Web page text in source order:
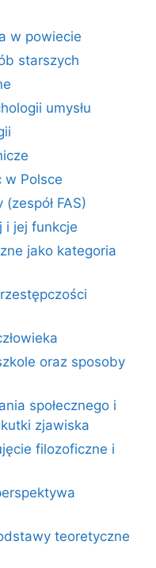
w powiecie
starszych
umysłu
w Polsce
FAS)
i jej funkcje
jako kategoria
oraz sposoby
społecznego i
zjawiska
filozoficzne i
teoretyczne